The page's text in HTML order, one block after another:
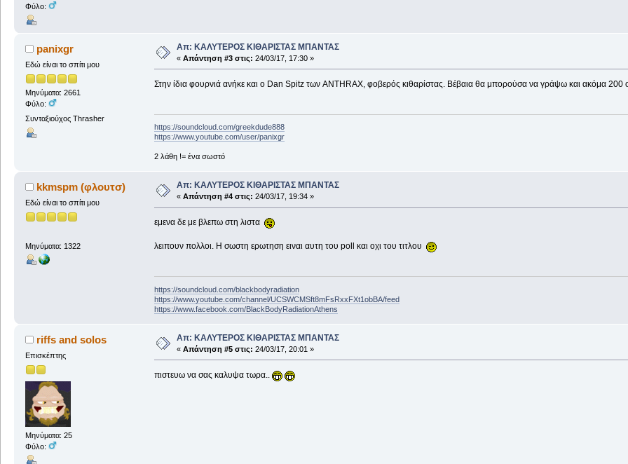
Φύλο:
panixgr
Εδώ είναι το σπίτι μου
Μηνύματα: 2661
Φύλο:
Συνταξιούχος Thrasher
Απ: ΚΑΛΥΤΕΡΟΣ ΚΙΘΑΡΙΣΤΑΣ ΜΠΑΝΤΑΣ
« Απάντηση #3 στις: 24/03/17, 17:30 »
Στην ίδια φουρνιά ανήκε και ο Dan Spitz των ANTHRAX, φοβερός κιθαρίστας. Βέβαια θα μπορούσα να γράψω και ακόμα 200
https://soundcloud.com/greekdude888
https://www.youtube.com/user/panixgr
2 λάθη != ένα σωστό
kkmspm (φλουτσ)
Εδώ είναι το σπίτι μου
Μηνύματα: 1322
Απ: ΚΑΛΥΤΕΡΟΣ ΚΙΘΑΡΙΣΤΑΣ ΜΠΑΝΤΑΣ
« Απάντηση #4 στις: 24/03/17, 19:34 »
εμενα δε με βλεπω στη λιστα
λειπουν πολλοι. Η σωστη ερωτηση ειναι αυτη του poll και οχι του τιτλου
https://soundcloud.com/blackbodyradiation
https://www.youtube.com/channel/UCSWCMSft8mFsRxxFXt1obBA/feed
https://www.facebook.com/BlackBodyRadiationAthens
riffs and solos
Επισκέπτης
Μηνύματα: 25
Φύλο:
Απ: ΚΑΛΥΤΕΡΟΣ ΚΙΘΑΡΙΣΤΑΣ ΜΠΑΝΤΑΣ
« Απάντηση #5 στις: 24/03/17, 20:01 »
πιστευω να σας καλυψα τωρα..